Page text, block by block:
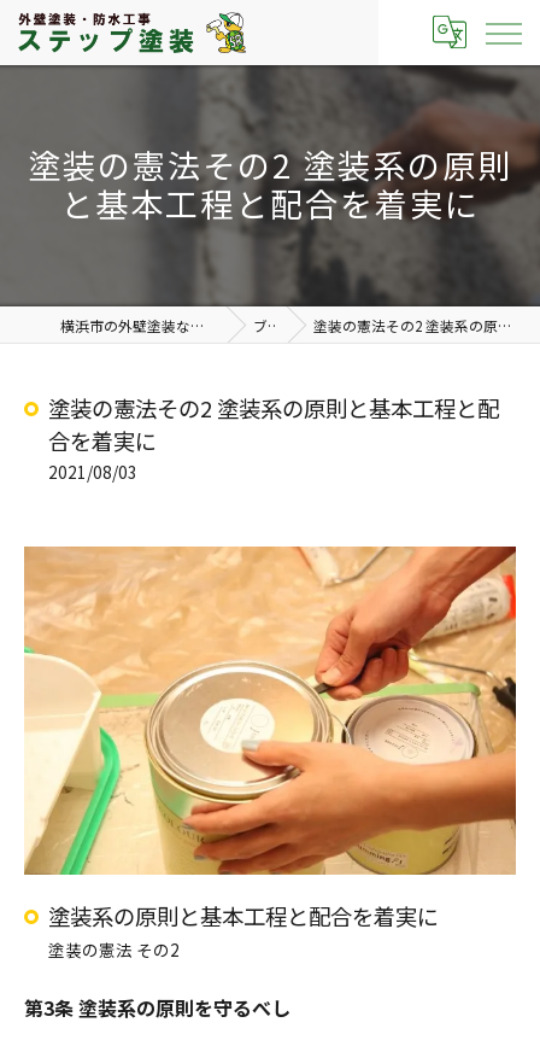
塗装の憲法その2 塗装系の原則
と基本工程と配合を着実に
横浜市の外壁塗装なら有限会社ステップ塗装 ブログ 塗装の憲法その2 塗装系の原則と基本工程と配合を着実に
塗装の憲法その2 塗装系の原則と基本工程と配
合を着実に
2021/08/03
塗装系の原則と基本工程と配合を着実に
塗装の憲法 その2
第3条 塗装系の原則を守るべし